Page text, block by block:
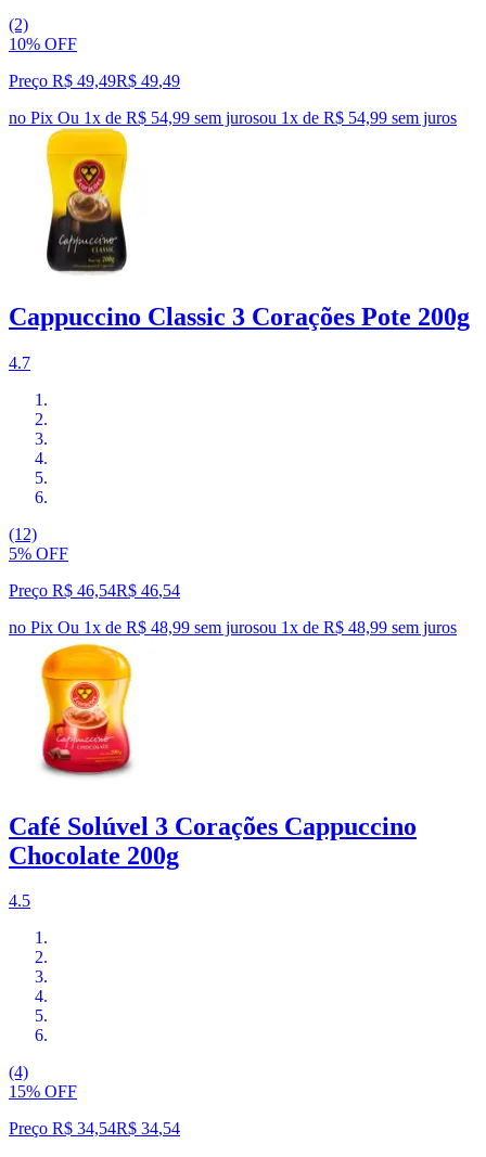
(2)
10% OFF
Preço R$ 49,49R$ 49,49
no Pix Ou 1x de R$ 54,99 sem jurosou 1x de R$ 54,99 sem juros
Cappuccino Classic 3 Corações Pote 200g
4.7
(12)
5% OFF
Preço R$ 46,54R$ 46,54
no Pix Ou 1x de R$ 48,99 sem jurosou 1x de R$ 48,99 sem juros
Café Solúvel 3 Corações Cappuccino
Chocolate 200g
4.5
(4)
15% OFF
Preço R$ 34,54R$ 34,54